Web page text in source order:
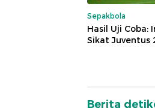
Sepakbola
Hasil Uji Coba:
Sikat Juventus
Berita